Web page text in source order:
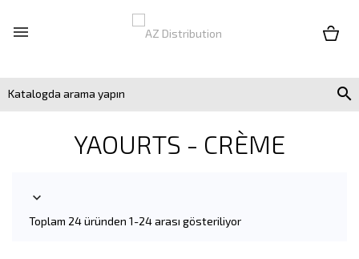


YAOURTS - CRÈME

Toplam 24 üründen 1-24 arası gösteriliyor